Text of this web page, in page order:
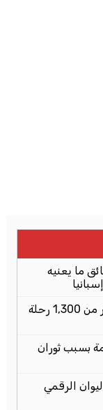
ما يعنيه
مطارا شنغهاي الدوليان يلغيَان أكثر من 1,300 رحلة
بسبب ثوران
الرقمي